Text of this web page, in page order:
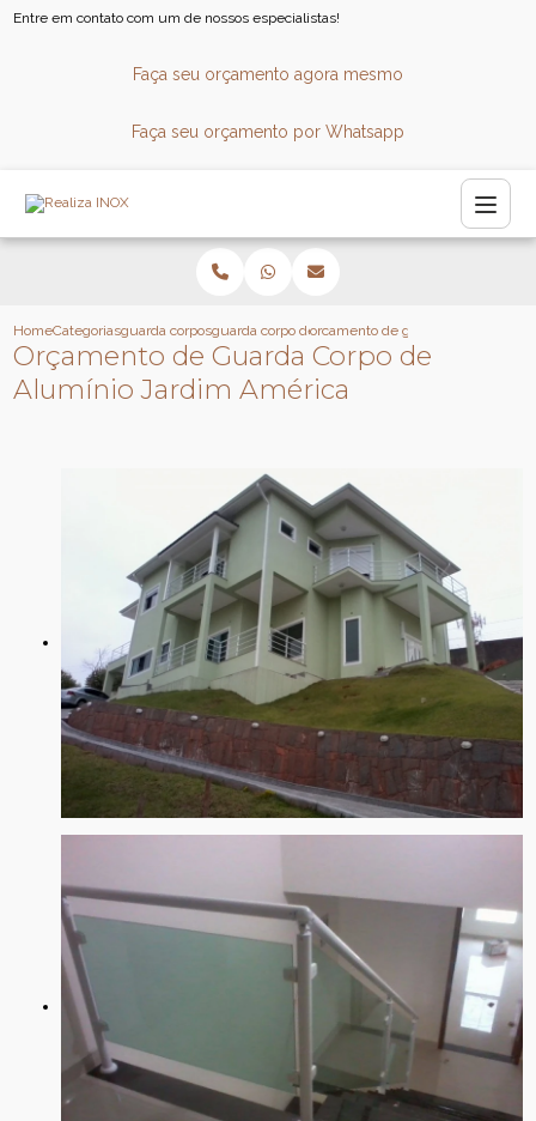
Entre em contato com um de nossos especialistas!
Faça seu orçamento agora mesmo
Faça seu orçamento por Whatsapp
HomeCategoriasguarda corposguarda corpo de aluminio e vidro
orcamento de guarda corpo de
Orçamento de Guarda Corpo de
Alumínio Jardim América